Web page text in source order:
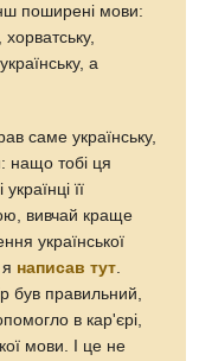
поширені мови:
а
саме українську,
нащо тобі ця
її
вивчай краще
української
написав тут
був правильний,
в кар'єрі,
мови. І це не